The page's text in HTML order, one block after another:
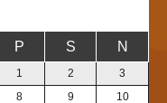
P S N
1 2
3
8 9 10